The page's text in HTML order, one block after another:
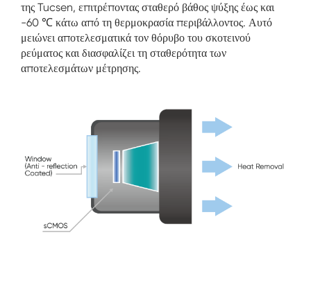
της Tucsen, επιτρέποντας σταθερό βάθος ψύξης έως και
-60 ℃ κάτω από τη θερμοκρασία περιβάλλοντος. Αυτό
μειώνει αποτελεσματικά τον θόρυβο του σκοτεινού
ρεύματος και διασφαλίζει τη σταθερότητα των
αποτελεσμάτων μέτρησης.